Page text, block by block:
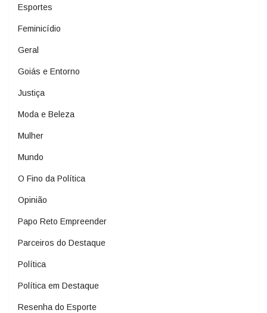
Esportes
Feminicídio
Geral
Goiás e Entorno
Justiça
Moda e Beleza
Mulher
Mundo
O Fino da Política
Opinião
Papo Reto Empreender
Parceiros do Destaque
Política
Política em Destaque
Resenha do Esporte